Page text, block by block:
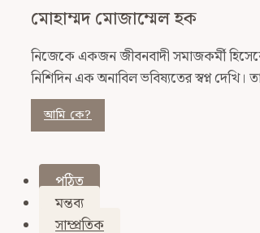
মোহাম্মদ মোজাম্মেল হক
নিজেকে একজন জীবনবাদী সমাজকর্মী হিসেবে
নিশিদিন এক অনাবিল ভবিষ্যতের স্বপ্ন দেখি।
আমি কে?
পঠিত
মন্তব্য
সাম্প্রতিক